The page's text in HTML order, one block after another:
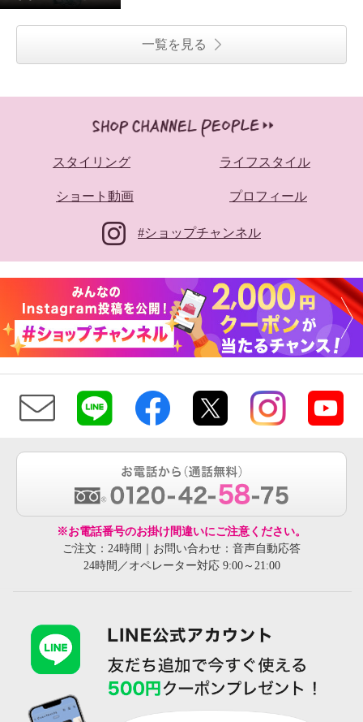
一覧を見る
スタイリング ライフスタイル
ショート動画 プロフィール
#ショップチャンネル
※お電話番号のお掛け間違いにご注意ください。
ご注文：24時間｜お問い合わせ：音声自動応答
24時間／オペレーター対応 9:00～21:00